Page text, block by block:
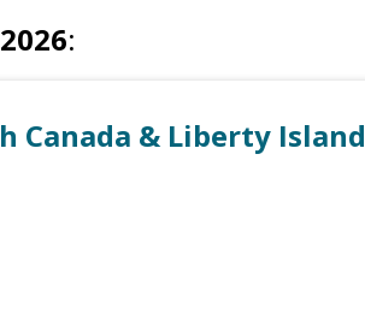
:
Canada & Liberty Island